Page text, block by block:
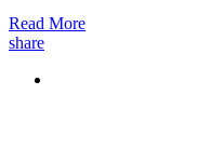
Read More
share